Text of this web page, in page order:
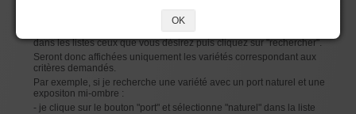
Pour effectuer une recherche par critère et ainsi trouver le spécimen
qui conviendra le mieux à vos besoins cliquez sur les boutons
critères que vous souhaitez inclure dans la recherche, sélectionnez
dans les listes ceux que vous désirez puis cliquez sur "rechercher".
Seront donc affichées uniquement les variétés correspondant aux
critères demandés.
Par exemple, si je recherche une variété avec un port naturel et une
expositon mi-ombre :
- je clique sur le bouton "port" et sélectionne "naturel" dans la liste
OK